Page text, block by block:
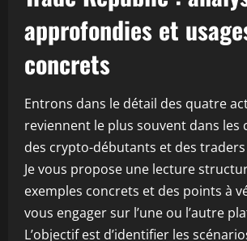
approfondies et
concrets
Entrons dans le détail des quatre
reviennent le plus souvent dans les
des crypto-débutants et des
Je vous propose une lecture
exemples concrets et des points à
vous engager sur l’une ou l’autre
L’objectif est d’identifier les